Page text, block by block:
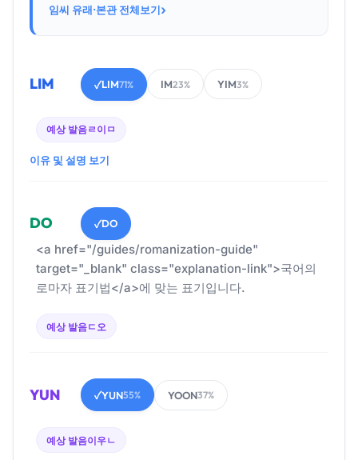
임씨 유래·본관 전체보기›
LIM ✓LIM71% IM23% YIM3%
예상 발음ㄹ이ㅁ
이유 및 설명 보기
DO ✓DO
<a href="/guides/romanization-guide"
target="_blank" class="explanation-link">국어의
로마자 표기법</a>에 맞는 표기입니다.
예상 발음ㄷ오
YUN ✓YUN55% YOON37%
예상 발음이우ㄴ